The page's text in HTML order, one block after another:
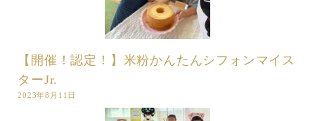
【開催！認定！】米粉かんたんシフォンマイス
ターJr.
2023年8月11日